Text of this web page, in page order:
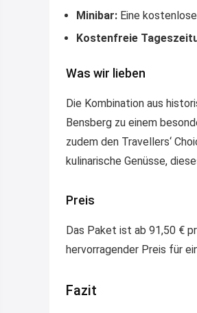
Minibar: Eine
Kostenfreie
Was wir lieben
Die Kombination aus
Bensberg zu einem
zudem den Travellers‘
kulinarische Genüsse,
Preis
Das Paket ist ab 91,50 €
hervorragender Preis für
Fazit